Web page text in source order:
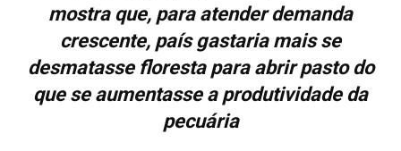
mostra que, para atender demanda
crescente, país gastaria mais se
desmatasse floresta para abrir pasto do
que se aumentasse a produtividade da
pecuária